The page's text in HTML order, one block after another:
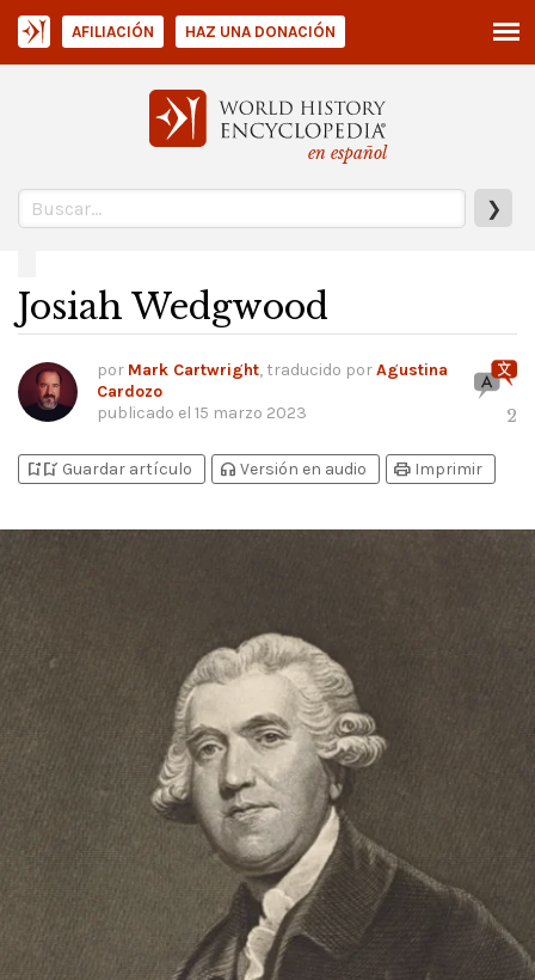
en español
❯
AFILIACIÓN HAZ UNA DONACIÓN
Josiah Wedgwood
por Mark Cartwright, traducido porAgustina
Cardozo
publicado el 15 marzo 2023 2
bookmark_addbookmark_added Guardar artículo headphones Versión en audio print Imprimir